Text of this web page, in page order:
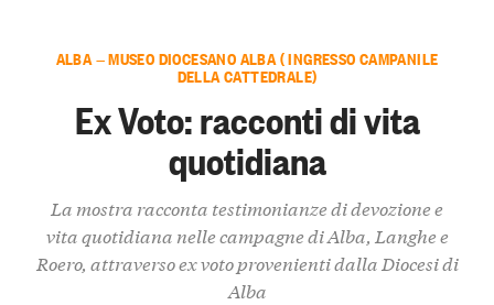
ALBA — MUSEO DIOCESANO ALBA ( INGRESSO CAMPANILE
DELLA CATTEDRALE)
Ex Voto: racconti di vita
quotidiana
La mostra racconta testimonianze di devozione e
vita quotidiana nelle campagne di Alba, Langhe e
Roero, attraverso ex voto provenienti dalla Diocesi di
Alba